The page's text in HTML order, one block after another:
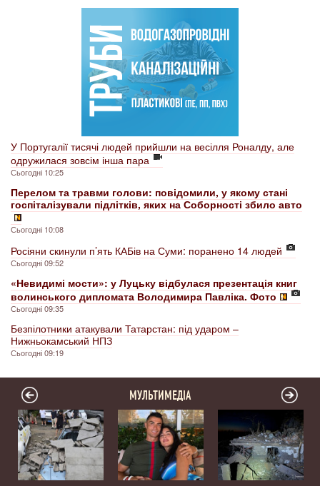
У Португалії тисячі людей прийшли на весілля Роналду, але
одружилася зовсім інша пара
Сьогодні 10:25
Перелом та травми голови: повідомили, у якому стані
госпіталізували підлітків, яких на Соборності збило авто
Сьогодні 10:08
Росіяни скинули п’ять КАБів на Суми: поранено 14 людей
Сьогодні 09:52
«Невидимі мости»: у Луцьку відбулася презентація книг
волинського дипломата Володимира Павліка. Фото
Сьогодні 09:35
Безпілотники атакували Татарстан: під ударом –
Нижньокамський НПЗ
Сьогодні 09:19
МУЛЬТИМЕДІА